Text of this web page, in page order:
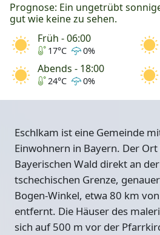
Prognose: Ein ungetrübt
gut wie keine zu sehen.
Früh - 06:00
17°C 0%
Abends - 18:00
24°C 0%
Eschlkam ist eine Gemeinde
Einwohnern in Bayern. Der
Bayerischen Wald direkt an
tschechischen Grenze,
Bogen-Winkel, etwa 80 km
entfernt. Die Häuser des
sich auf 500 m vor der